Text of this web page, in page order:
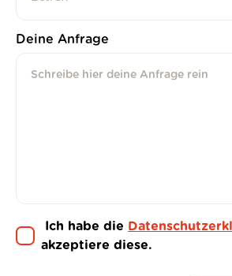
Deine Anfrage
Ich habe die
akzeptiere diese.